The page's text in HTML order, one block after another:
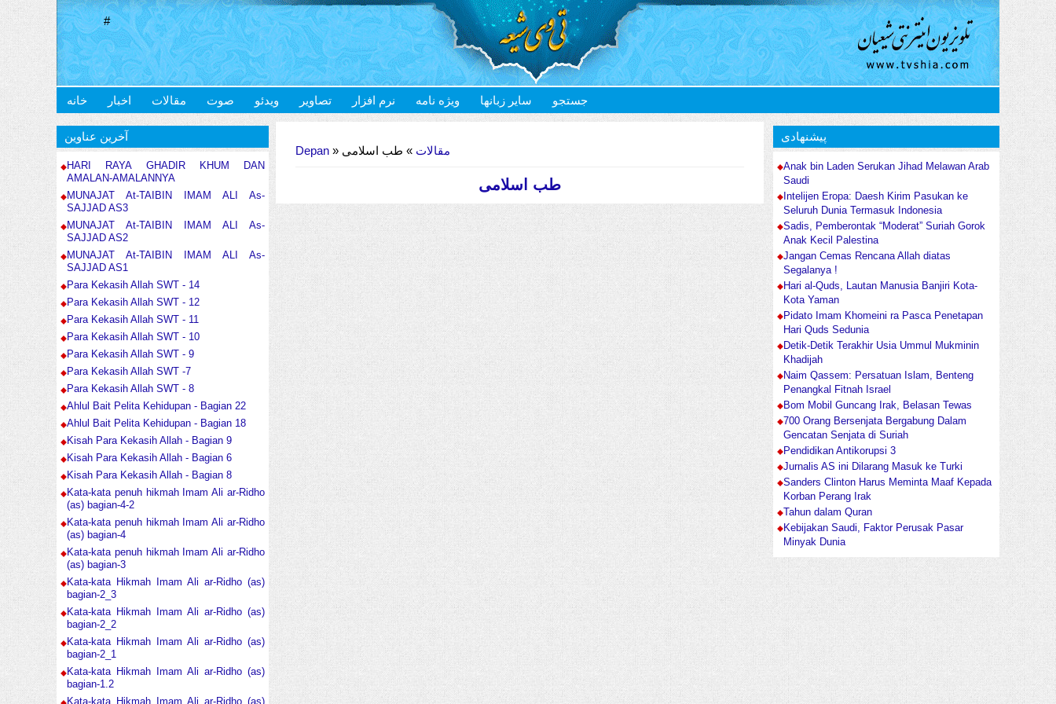
#
خانه اخبار مقالات صوت ویدئو تصاویر نرم افزار ویژه نامه سایر زبانها جستجو
Depan » مقالات » طب اسلامی
طب اسلامی
آخرین عناوین
HARI RAYA GHADIR KHUM DAN
AMALAN-AMALANNYA
MUNAJAT At-TAIBIN IMAM ALI As-
SAJJAD AS3
MUNAJAT At-TAIBIN IMAM ALI As-
SAJJAD AS2
MUNAJAT At-TAIBIN IMAM ALI As-
SAJJAD AS1
Para Kekasih Allah SWT - 14
Para Kekasih Allah SWT - 12
Para Kekasih Allah SWT - 11
Para Kekasih Allah SWT - 10
Para Kekasih Allah SWT - 9
Para Kekasih Allah SWT -7
Para Kekasih Allah SWT - 8
Ahlul Bait Pelita Kehidupan - Bagian 22
Ahlul Bait Pelita Kehidupan - Bagian 18
Kisah Para Kekasih Allah - Bagian 9
Kisah Para Kekasih Allah - Bagian 6
Kisah Para Kekasih Allah - Bagian 8
Kata-kata penuh hikmah Imam Ali ar-Ridho
(as) bagian-4-2
Kata-kata penuh hikmah Imam Ali ar-Ridho
(as) bagian-4
Kata-kata penuh hikmah Imam Ali ar-Ridho
(as) bagian-3
Kata-kata Hikmah Imam Ali ar-Ridho (as)
bagian-2_3
Kata-kata Hikmah Imam Ali ar-Ridho (as)
bagian-2_2
Kata-kata Hikmah Imam Ali ar-Ridho (as)
bagian-2_1
Kata-kata Hikmah Imam Ali ar-Ridho (as)
bagian-1.2
Kata-kata Hikmah Imam Ali ar-Ridho (as)
پیشنهادی
Anak bin Laden Serukan Jihad Melawan Arab
Saudi
Intelijen Eropa: Daesh Kirim Pasukan ke
Seluruh Dunia Termasuk Indonesia
Sadis, Pemberontak “Moderat” Suriah Gorok
Anak Kecil Palestina
Jangan Cemas Rencana Allah diatas
Segalanya !
Hari al-Quds, Lautan Manusia Banjiri Kota-
Kota Yaman
Pidato Imam Khomeini ra Pasca Penetapan
Hari Quds Sedunia
Detik-Detik Terakhir Usia Ummul Mukminin
Khadijah
Naim Qassem: Persatuan Islam, Benteng
Penangkal Fitnah Israel
Bom Mobil Guncang Irak, Belasan Tewas
700 Orang Bersenjata Bergabung Dalam
Gencatan Senjata di Suriah
Pendidikan Antikorupsi 3
Jurnalis AS ini Dilarang Masuk ke Turki
Sanders Clinton Harus Meminta Maaf Kepada
Korban Perang Irak
Tahun dalam Quran
Kebijakan Saudi, Faktor Perusak Pasar
Minyak Dunia